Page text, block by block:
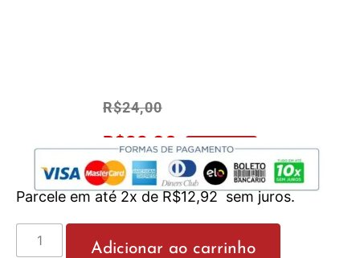
R$24,00
R$22,80 No Pix 5% OFF
Parcele em até 2x deR$12,92 sem juros.
Adicionar ao carrinho